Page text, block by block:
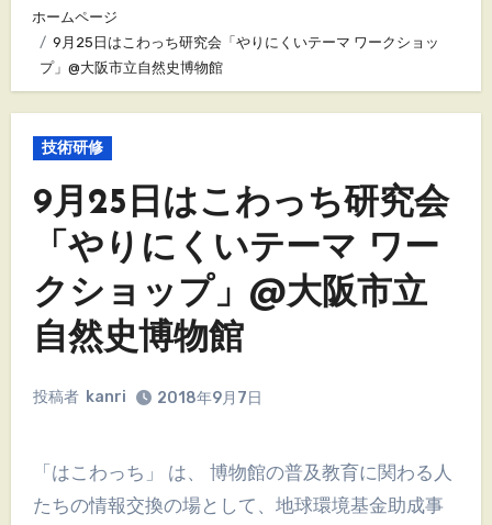
ホームページ
9月25日はこわっち研究会「やりにくいテーマ ワークショッ
プ」@大阪市立自然史博物館
技術研修
9月25日はこわっち研究会
「やりにくいテーマ ワー
クショップ」@大阪市立
自然史博物館
投稿者 kanri 2018年9月7日
「はこわっち」 は、 博物館の普及教育に関わる人
たちの情報交換の場として、地球環境基金助成事